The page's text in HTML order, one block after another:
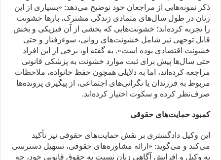
ذکر نمونه‌هایی از مراجعان خود توضیح می‌دهد: «بسیاری از این
زنان در طول سال‌های متمادی زندگی مشترک، بارها خشونت
را تجربه کرده‌اند؛ خشونت‌هایی که بخشی از آن فیزیکی و بخش
قابل ‌توجهی نیز شامل خشونت‌های روانی، سوءرفتار و حتی
خشونت اقتصادی بوده است». به گفته او، برخی از این افراد
حتی سال‌ها پیش برای ثبت موارد خشونت به پزشکی قانونی
مراجعه کرده‌اند، اما به دلایلی همچون حفظ خانواده، ملاحظات
مربوط به فرزندان یا نگرانی‌های اجتماعی، از پیگیری پرونده‌ها
صرف‌نظر کرده و سکوت اختیار کرده‌اند.
کمبود حمایت‌های حقوقی
این وکیل دادگستری بر نقش حمایت‌های حقوقی نیز تأکید
می‌کند و می‌گوید: «ارائه مشاوره‌های حقوقی، تسهیل دسترسی
به وکیل و افزایش آگاهی زنان نسبت به حقوق قانونی خود، چه